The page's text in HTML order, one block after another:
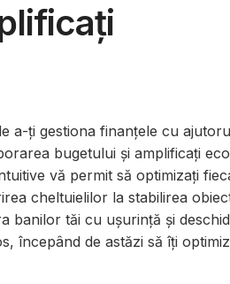
a-ți gestiona finanțele cu
bugetului și amplificați
vă permit să optimizați
cheltuielilor la stabilirea
banilor tăi cu ușurință și
începând de astăzi să îți